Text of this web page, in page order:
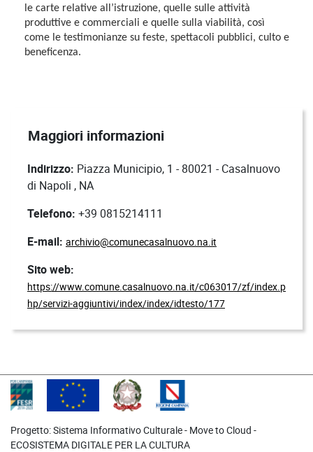
le carte relative all’istruzione, quelle sulle attività
produttive e commerciali e quelle sulla viabilità, così
come le testimonianze su feste, spettacoli pubblici, culto e
beneficenza.
Maggiori informazioni
Indirizzo: Piazza Municipio, 1 - 80021 - Casalnuovo
di Napoli , NA
Telefono: +39 0815214111
E-mail: archivio@comunecasalnuovo.na.it
Sito web:
https://www.comune.casalnuovo.na.it/c063017/zf/index.p
hp/servizi-aggiuntivi/index/index/idtesto/177
Progetto: Sistema Informativo Culturale - Move to Cloud -
ECOSISTEMA DIGITALE PER LA CULTURA